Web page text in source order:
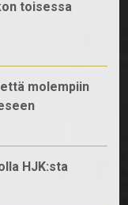
toisessa
molempiin
HJK:sta